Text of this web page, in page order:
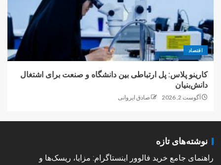
اقتصاد
کارینو پلاس: پل ارتباطی بین دانشگاه و صنعت برای اشتغال
دانش‌بنیان
آگوست 2, 2026 صادق ایروانی
نوشته‌های تازه
راهنمای جامع خرید فالوور اینستاگرام: مزایا، ریسک‌ها و